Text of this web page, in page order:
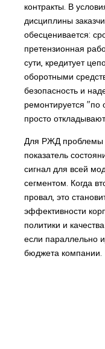
контракты. В
дисциплины
обесценивается:
претензионная
сути, кредитует
оборотными
безопасность и
ремонтируется "по
просто
Для РЖД проблемы
показатель
сигнал для всей
сегментом. Когда
провал, это
эффективности
политики и
если параллельно
бюджета компании.